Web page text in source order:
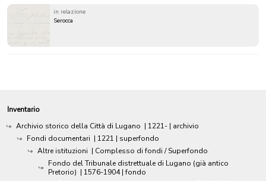
in relazione
Serocca
Inventario
Archivio storico della Città di Lugano | 1221- | archivio
Fondi documentari | 1221 | superfondo
Altre istituzioni | Complesso di fondi / Superfondo
Fondo del Tribunale distrettuale di Lugano (già antico
Pretorio) | 1576-1904 | fondo